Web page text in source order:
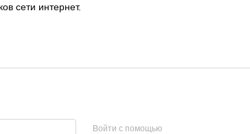
сети интернет.
Войти с помощью